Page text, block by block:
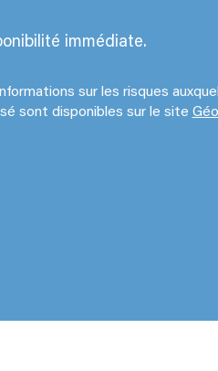
immédiate.
sur les risques
sont disponibles sur le site